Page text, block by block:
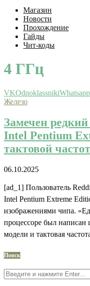
Магазин
Новости
Прохождение
Гайды
Чит-коды
4 ГГц
VKOdnoklassnikiWhatsapp
Железо
Замечен
Intel Pentium
тактовой
06.10.2025
[ad_1] Пользователь
Intel Pentium Extreme
изображениями чипа.
процессоре был написан
модели и тактовая
Поиск